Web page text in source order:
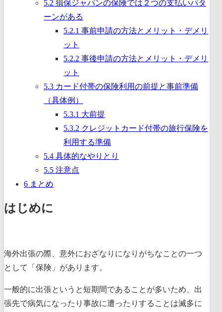
5.2 損保ジャパンの保険では２つの支払いパタ
ーンがある
5.2.1 事前申請の方法とメリット・デメリ
ット
5.2.2 事後申請の方法とメリット・デメリ
ット
5.3 カード付帯の保険利用の前提と事前準備
（具体例）
5.3.1 大前提
5.3.2 クレジットカード付帯の旅行保険を
利用する準備
5.4 具体的なやりとり
5.5 注意点
6 まとめ
はじめに
海外出張の際、意外におざなりになりがちなことの一つ
として「保険」があります。
一般的に出張というと短期間であることが多いため、出
張先で病気になったり事故に遭ったりすることは滅多に